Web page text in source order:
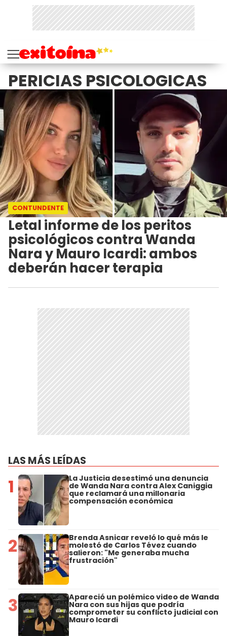
PERICIAS PSICOLOGICAS
CONTUNDENTE
Letal informe de los peritos
psicológicos contra Wanda
Nara y Mauro Icardi: ambos
deberán hacer terapia
LAS MÁS LEÍDAS
1 La Justicia desestimó una denuncia
de Wanda Nara contra Alex Caniggia
que reclamará una millonaria
compensación económica
2 Brenda Asnicar reveló lo qué más le
molestó de Carlos Tévez cuando
salieron: "Me generaba mucha
frustración"
3 Apareció un polémico video de Wanda
Nara con sus hijas que podría
comprometer su conflicto judicial con
Mauro Icardi